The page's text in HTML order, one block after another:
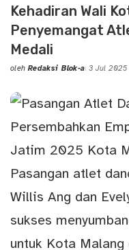
Kehadiran Wali
Penyemangat
Medali
Posted
oleh Redaksi Blok-a 3 Jul 2025